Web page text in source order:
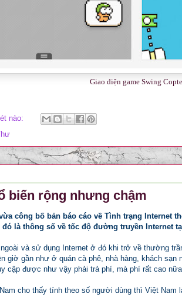
Giao diện game Swing
nào:
biến rộng nhưng chậm
công bố bản báo cáo về Tình trạng Internet
là thông số về tốc độ đường truyền Internet
và sử dụng Internet ở đó khi trở về thường
giờ gần như ở quán cà phê, nhà hàng, khách sạn
cập được như vậy phải trả phí, mà phí rất cao
cho thấy tính theo số người dùng thì Việt